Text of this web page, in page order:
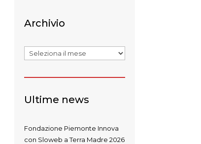
Archivio
Archivi
Ultime news
Fondazione Piemonte Innova
con Sloweb a Terra Madre 2026